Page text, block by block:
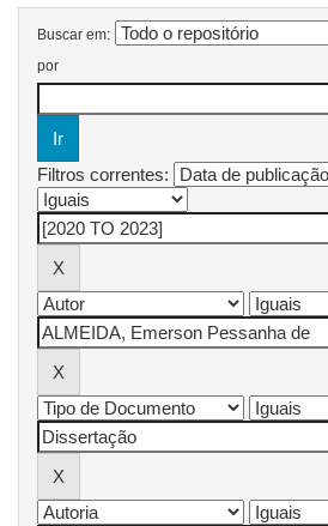
Buscar em:
por
Filtros correntes: